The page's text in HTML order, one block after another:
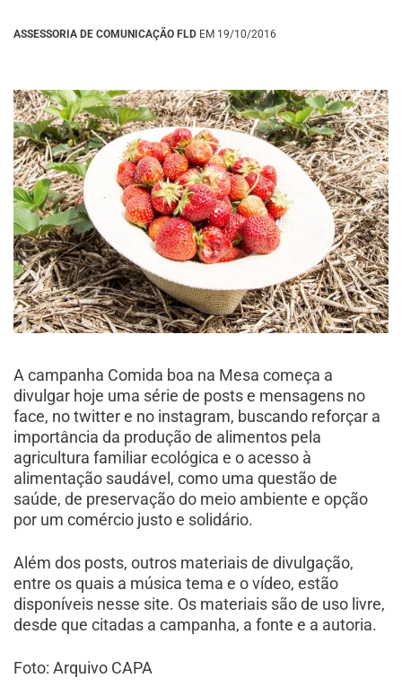
ASSESSORIA DE COMUNICAÇÃO FLD EM 19/10/2016
A campanha Comida boa na Mesa começa a
divulgar hoje uma série de posts e mensagens no
face, no twitter e no instagram, buscando reforçar a
importância da produção de alimentos pela
agricultura familiar ecológica e o acesso à
alimentação saudável, como uma questão de
saúde, de preservação do meio ambiente e opção
por um comércio justo e solidário.
Além dos posts, outros materiais de divulgação,
entre os quais a música tema e o vídeo, estão
disponíveis nesse site. Os materiais são de uso livre,
desde que citadas a campanha, a fonte e a autoria.
Foto: Arquivo CAPA